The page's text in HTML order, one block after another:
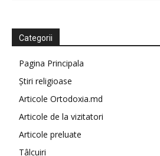
Categorii
Pagina Principala
Știri religioase
Articole Ortodoxia.md
Articole de la vizitatori
Articole preluate
Tâlcuiri